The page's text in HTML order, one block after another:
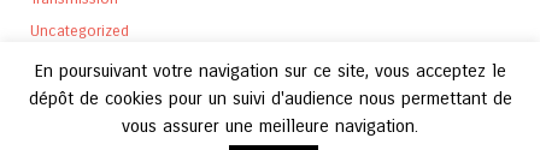
Uncategorized
En poursuivant votre navigation sur ce site, vous acceptez le
dépôt de cookies pour un suivi d'audience nous permettant de
vous assurer une meilleure navigation.